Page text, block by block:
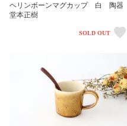
ヘリンボーンマグカップ 白 陶器
堂本正樹
SOLD OUT